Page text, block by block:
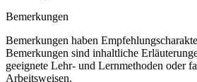
Bemerkungen
Bemerkungen haben
Bemerkungen sind inhaltliche
geeignete Lehr- und Lernmethoden oder
Arbeitsweisen.